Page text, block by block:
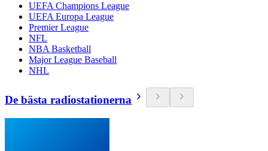
UEFA Champions League
UEFA Europa League
Premier League
NFL
NBA Basketball
Major League Baseball
NHL
De bästa radiostationerna